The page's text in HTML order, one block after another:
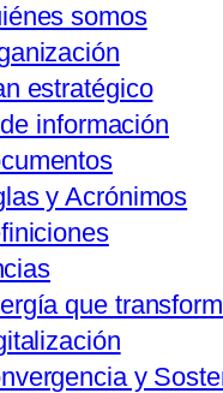
somos
estratégico
información
y Acrónimos
que
y